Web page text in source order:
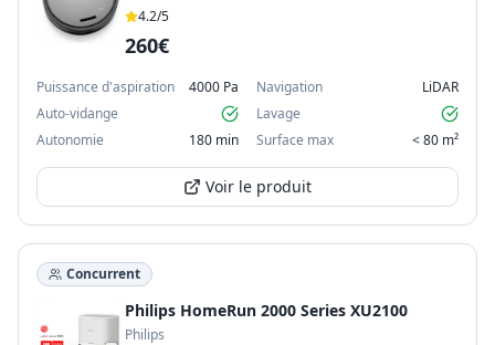
4.2/5
260€
Puissance d'aspiration 4000 Pa Navigation
LiDAR
Auto-vidange
Lavage
Autonomie
180 min Surface max < 80 m²
Voir le produit
Concurrent
Philips HomeRun 2000 Series XU2100
Philips